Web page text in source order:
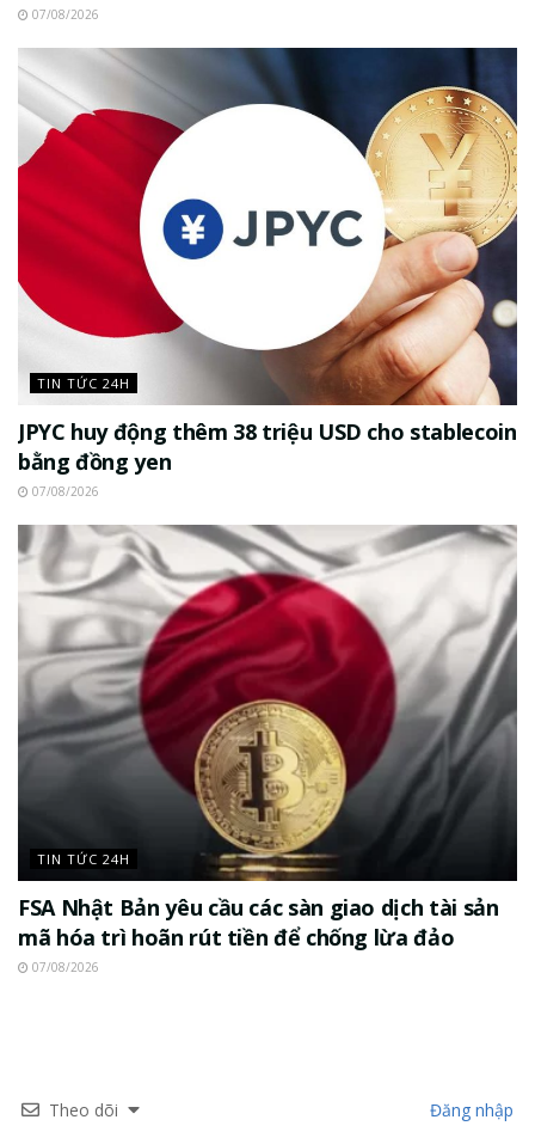
07/08/2026
TIN TỨC 24H
JPYC huy động thêm 38 triệu USD cho stablecoin
bằng đồng yen
07/08/2026
TIN TỨC 24H
FSA Nhật Bản yêu cầu các sàn giao dịch tài sản
mã hóa trì hoãn rút tiền để chống lừa đảo
07/08/2026
Theo dõi Đăng nhập